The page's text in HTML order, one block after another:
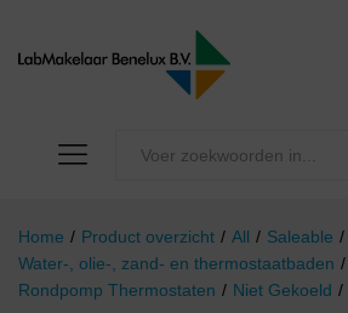
Home / Product overzicht / All / Saleable /
Water-, olie-, zand- en thermostaatbaden /
Rondpomp Thermostaten / Niet Gekoeld /